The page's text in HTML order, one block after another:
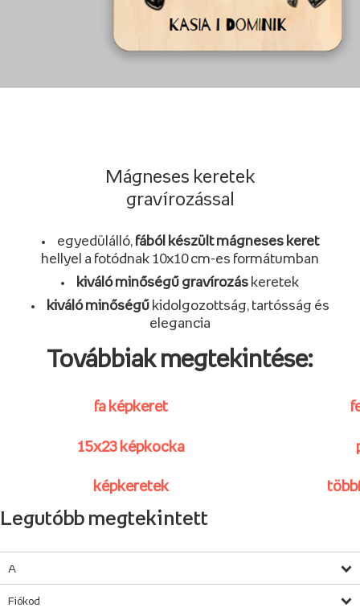
Mágneses keretek
gravírozással
egyedülálló, fából készült mágneses keret
hellyel a fotódnak 10x10 cm-es formátumban
kiváló minőségű gravírozás keretek
kiváló minőségűkidolgozottság, tartósság és
elegancia
Továbbiak megtekintése:
fa képkeret
15x23 képkocka
képkeretek
Legutóbb megtekintett
A
Fiókod